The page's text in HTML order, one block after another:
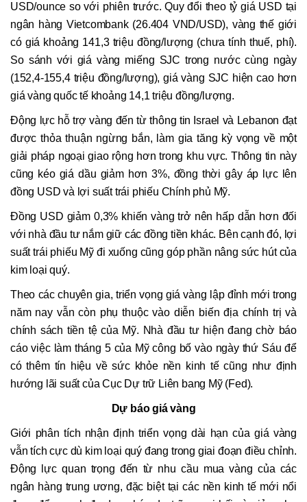
USD/ounce so với phiên trước. Quy đổi theo tỷ giá USD tại
ngân hàng Vietcombank (26.404 VND/USD), vàng thế giới
có giá khoảng 141,3 triệu đồng/lượng (chưa tính thuế, phí).
So sánh với giá vàng miếng SJC trong nước cùng ngày
(152,4-155,4 triệu đồng/lượng), giá vàng SJC hiện cao hơn
giá vàng quốc tế khoảng 14,1 triệu đồng/lượng.
Động lực hỗ trợ vàng đến từ thông tin Israel và Lebanon đạt
được thỏa thuận ngừng bắn, làm gia tăng kỳ vọng về một
giải pháp ngoại giao rộng hơn trong khu vực. Thông tin này
cũng kéo giá dầu giảm hơn 3%, đồng thời gây áp lực lên
đồng USD và lợi suất trái phiếu Chính phủ Mỹ.
Đồng USD giảm 0,3% khiến vàng trở nên hấp dẫn hơn đối
với nhà đầu tư nắm giữ các đồng tiền khác. Bên cạnh đó, lợi
suất trái phiếu Mỹ đi xuống cũng góp phần nâng sức hút của
kim loại quý.
Theo các chuyên gia, triển vọng giá vàng lập đỉnh mới trong
năm nay vẫn còn phụ thuộc vào diễn biến địa chính trị và
chính sách tiền tệ của Mỹ. Nhà đầu tư hiện đang chờ báo
cáo việc làm tháng 5 của Mỹ công bố vào ngày thứ Sáu để
có thêm tín hiệu về sức khỏe nền kinh tế cũng như định
hướng lãi suất của Cục Dự trữ Liên bang Mỹ (Fed).
Dự báo giá vàng
Giới phân tích nhận định triển vọng dài hạn của giá vàng
vẫn tích cực dù kim loại quý đang trong giai đoạn điều chỉnh.
Động lực quan trọng đến từ nhu cầu mua vàng của các
ngân hàng trung ương, đặc biệt tại các nền kinh tế mới nổi